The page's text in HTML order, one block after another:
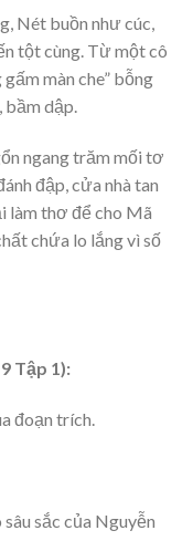
Nét buồn như cúc,
tột cùng. Từ một cô
màn che” bỗng
dập.
ngang trăm mối tơ
đập, cửa nhà tan
làm thơ để cho Mã
chứa lo lắng vì số
Tập 1):
đoạn trích.
sắc của Nguyễn